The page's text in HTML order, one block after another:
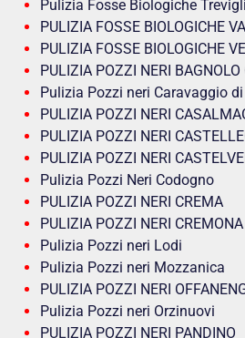
Pulizia Fosse Biologiche
PULIZIA FOSSE BIOLOGICHE
PULIZIA FOSSE BIOLOGICHE
PULIZIA POZZI NERI BAGNOLO
Pulizia Pozzi neri Caravaggio
PULIZIA POZZI NERI
PULIZIA POZZI NERI
PULIZIA POZZI NERI
Pulizia Pozzi Neri Codogno
PULIZIA POZZI NERI CREMA
PULIZIA POZZI NERI CREMONA
Pulizia Pozzi neri Lodi
Pulizia Pozzi neri Mozzanica
PULIZIA POZZI NERI
Pulizia Pozzi neri Orzinuovi
PULIZIA POZZI NERI PANDINO